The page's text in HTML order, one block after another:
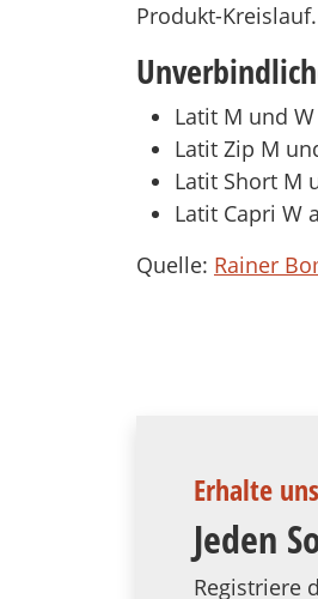
Produkt-Kreislauf.
Latit M und
Latit Zip M
Latit Short M
Latit Capri W
Quelle: Rainer
Erhalte
Jeden
Registriere